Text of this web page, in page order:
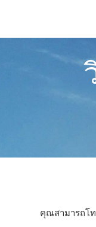
คุณสามารถโ